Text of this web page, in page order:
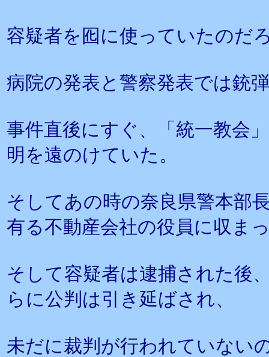
容疑者を囮に使っていたのだ
病院の発表と警察発表では銃
事件直後にすぐ、「統一教会
明を遠のけていた。
そしてあの時の奈良県警本部
有る不動産会社の役員に収ま
そして容疑者は逮捕された後
らに公判は引き延ばされ、
未だに裁判が行われていない